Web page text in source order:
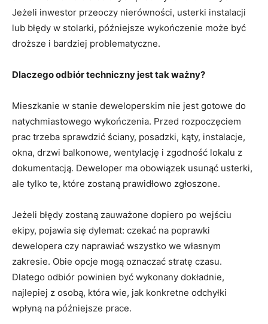
Jeżeli inwestor przeoczy nierówności, usterki instalacji
lub błędy w stolarki, późniejsze wykończenie może być
droższe i bardziej problematyczne.
Dlaczego odbiór techniczny jest tak ważny?
Mieszkanie w stanie deweloperskim nie jest gotowe do
natychmiastowego wykończenia. Przed rozpoczęciem
prac trzeba sprawdzić ściany, posadzki, kąty, instalacje,
okna, drzwi balkonowe, wentylację i zgodność lokalu z
dokumentacją. Deweloper ma obowiązek usunąć usterki,
ale tylko te, które zostaną prawidłowo zgłoszone.
Jeżeli błędy zostaną zauważone dopiero po wejściu
ekipy, pojawia się dylemat: czekać na poprawki
dewelopera czy naprawiać wszystko we własnym
zakresie. Obie opcje mogą oznaczać stratę czasu.
Dlatego odbiór powinien być wykonany dokładnie,
najlepiej z osobą, która wie, jak konkretne odchyłki
wpłyną na późniejsze prace.